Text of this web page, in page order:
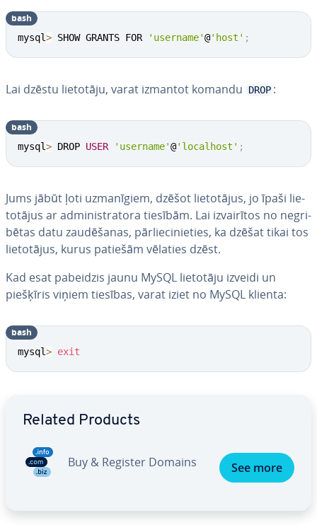
mysql> SHOW GRANTS FOR 'username'@'host' ;
bash
Lai dzēstu lietotāju, varat izmantot komandu DROP :
mysql> DROP USER 'username'@'localhost' ;
bash
Jums jābūt ļoti uz­ma­nī­giem, dzēšot lie­to­tā­jus, jo īpaši lie­
to­tā­jus ar ad­mi­nis­tra­to­ra tiesībām. Lai iz­vai­rī­tos no ne­gri­
bē­tas datu zau­dē­ša­nas, pār­lie­ci­nie­ties, ka dzēšat tikai tos
lie­to­tā­jus, kurus patiešām vēlaties dzēst.
Kad esat pabeidzis jaunu MySQL lietotāju izveidi un
piešķīris viņiem tiesības, varat iziet no MySQL klienta:
mysql> exit
bash
Related Products
Buy & Register Domains See more